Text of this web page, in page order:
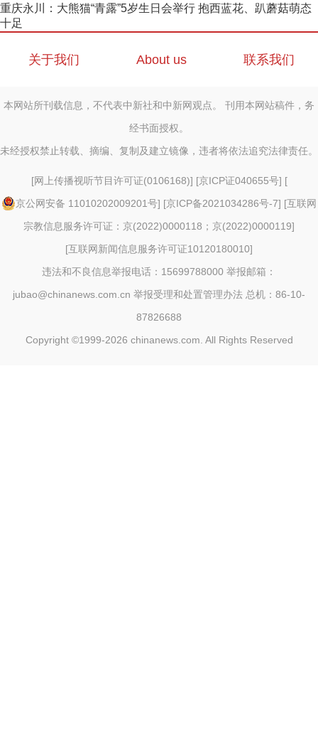
重庆永川：大熊猫“青露”5岁生日会举行 抱西蓝花、趴蘑菇萌态
十足
关于我们 About us 联系我们
本网站所刊载信息，不代表中新社和中新网观点。 刊用本网站稿件，务
经书面授权。
未经授权禁止转载、摘编、复制及建立镜像，违者将依法追究法律责任。
[网上传播视听节目许可证(0106168)] [京ICP证040655号] [
京公网安备 11010202009201号] [京ICP备2021034286号-7] [互联网
宗教信息服务许可证：京(2022)0000118；京(2022)0000119]
[互联网新闻信息服务许可证10120180010]
违法和不良信息举报电话：15699788000 举报邮箱：
jubao@chinanews.com.cn 举报受理和处置管理办法 总机：86-10-
87826688
Copyright ©1999-2026 chinanews.com. All Rights Reserved